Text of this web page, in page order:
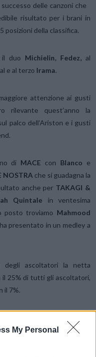
My Personal
delle canzoni che
risultato per i brani in
posizioni della classifica.
duo Michielin, Fedez,al
e al terzo Irama.
attenzione ai gusti
rilevante quest’anno la
palco dell’Ariston e i gusti
di MACE con Blanco e
NOSTRA che si guadagna la
anche per TAKAGI &
Quintale in ventesima
posto troviamo Mahmood
presentato in un medley a
degli ascoltatori la netta
il 25% di tutti gli ascoltatori,
il 7%.
con Musify con cui è
le canzoni del Festival.